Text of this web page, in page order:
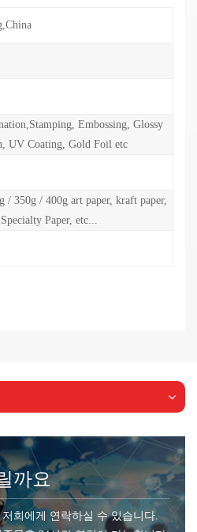
Embossing, Glossy
UV Coating, Gold Foil etc
/ 350g / 400g art paper, kraft paper,
Paper, etc...
까요
희에게 연락하실 수 있습니다.